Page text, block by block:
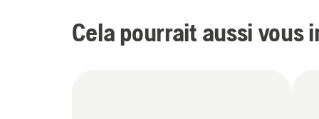
Cela pourrait aussi vous